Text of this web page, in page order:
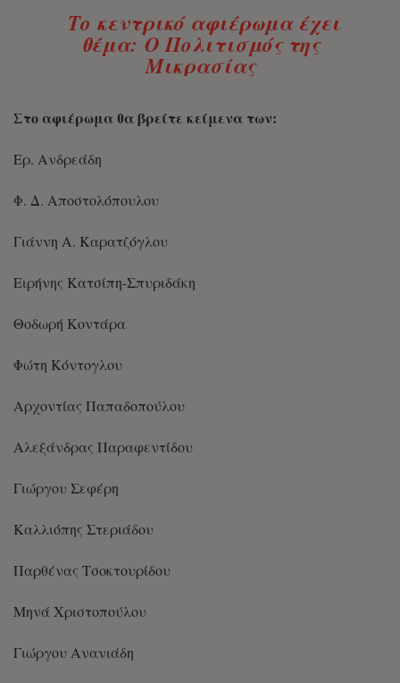
Το κεντρικό αφιέρωμα έχει
θέμα:Ο Πολιτισμός της
Μικρασίας
Στο αφιέρωμα θα βρείτε κείμενα των:
Ερ. Ανδρεάδη
Φ. Δ. Αποστολόπουλου
Γιάννη Α. Καρατζόγλου
Ειρήνης Κατσίπη-Σπυριδάκη
Θοδωρή Κοντάρα
Φώτη Κόντογλου
Αρχοντίας Παπαδοπούλου
Αλεξάνδρας Παραφεντίδου
Γιώργου Σεφέρη
Καλλιόπης Στεριάδου
Παρθένας Τσοκτουρίδου
Μηνά Χριστοπούλου
Γιώργου Ανανιάδη